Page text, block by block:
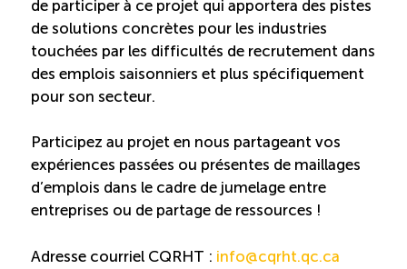
Destination IA
Diagnostic Nord-du-Québec
Programme de francisation
Métiers et carrières en tourisme
de participer à ce projet qui apportera des pistes
de solutions concrètes pour les industries
touchées par les difficultés de recrutement dans
des emplois saisonniers et plus spécifiquement
pour son secteur.
Participez au projet en nous partageant vos
expériences passées ou présentes de maillages
d’emplois dans le cadre de jumelage entre
entreprises ou de partage de ressources !
Adresse courriel CQRHT : info@cqrht.qc.ca